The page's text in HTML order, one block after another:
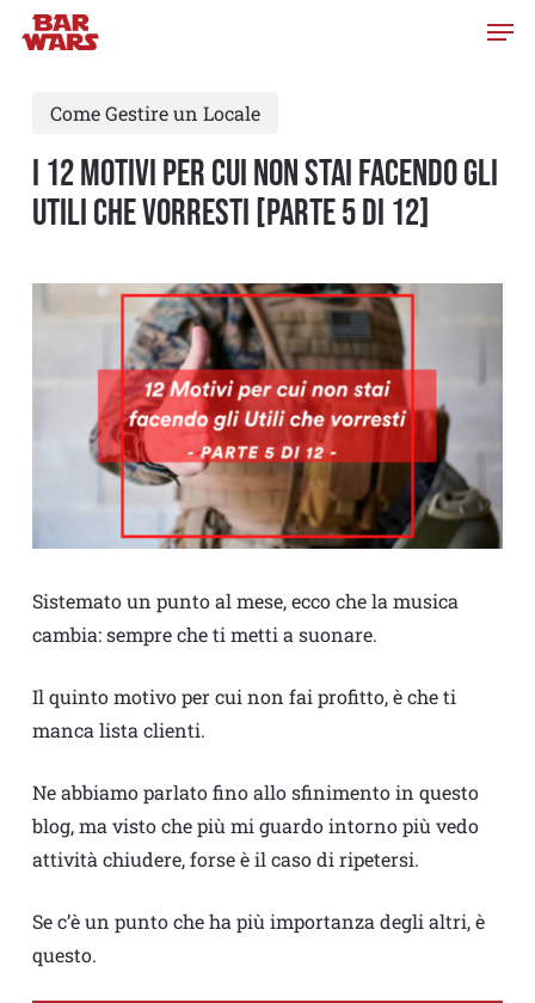
Skip
contentCome Gestire un Locale
I 12 MOTIVI PER CUI NON STAI FACENDO GLI
UTILI CHE VORRESTI [PARTE 5 di 12]
Sistemato un punto al mese, ecco che la musica
cambia: sempre che ti metti a suonare.
Il quinto motivo per cui non fai profitto, è che ti
manca lista clienti.
Ne abbiamo parlato fino allo sfinimento in questo
blog, ma visto che più mi guardo intorno più vedo
attività chiudere, forse è il caso di ripetersi.
Se c’è un punto che ha più importanza degli altri, è
questo.